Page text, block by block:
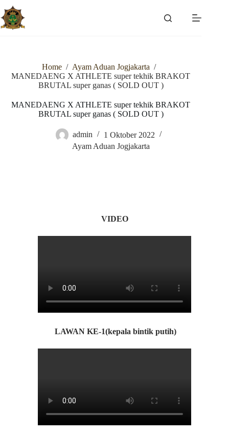
Skip
to
content
Home / Ayam Aduan Jogjakarta /
MANEDAENG X ATHLETE super tekhik BRAKOT
BRUTAL super ganas ( SOLD OUT )
MANEDAENG X ATHLETE super tekhik BRAKOT
BRUTAL super ganas ( SOLD OUT )
admin
1 Oktober 2022
Ayam Aduan Jogjakarta
VIDEO
LAWAN KE-1(kepala bintik putih)